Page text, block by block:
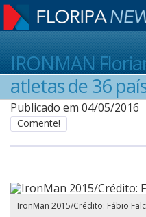
Home
Notícias
Colunistas
Classificados
IRONMAN
atletas de 36
Publicado em 04/05/2016
Comente!
IronMan 2015/Crédito: Fábio